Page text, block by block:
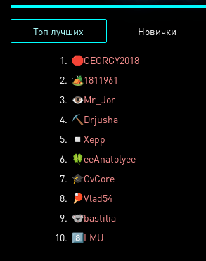
Топ лучших Новички
1. 🛑GEORGY2018
2. 🏕️1811961
3. 👁️Mr_Jor
4. ⛏️ Drjusha
5.
◽ Xepp
6. 🍀eeAnatolyee
7. 🎓OvCore
8.
🏓Vlad54
9. 🐨bastilia
10. 8️⃣LMU